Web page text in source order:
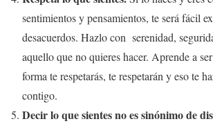
sentimientos y pensamientos, te será fácil
desacuerdos. Hazlo con serenidad,
aquello que no quieres hacer. Aprende a
forma te respetarás, te respetarán y eso te
contigo.
Decir lo que sientes no es sinónimo de